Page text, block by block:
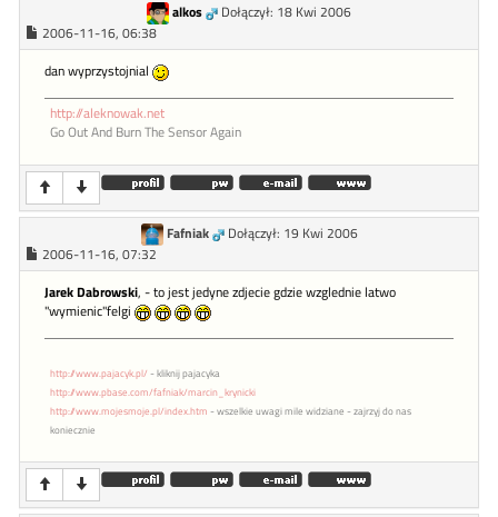
alkos
Dołączył: 18 Kwi 2006
2006-11-16, 06:38
dan wyprzystojnial
http://aleknowak.net
Go Out And Burn The Sensor Again
Fafniak
Dołączył: 19 Kwi 2006
2006-11-16, 07:32
Jarek Dabrowski, - to jest jedyne zdjecie gdzie wzglednie latwo
"wymienic"felgi
http://www.pajacyk.pl/ - kliknij pajacyka
http://www.pbase.com/fafniak/marcin_krynicki
http://www.mojesmoje.pl/index.htm - wszelkie uwagi mile widziane - zajrzyj do nas
koniecznie